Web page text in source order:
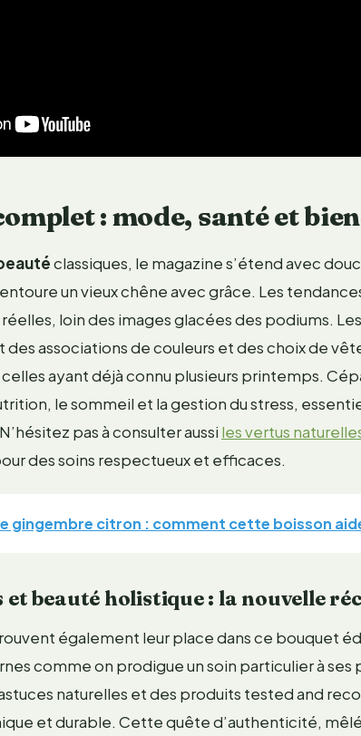
: mode, santé et
classiques, le magazine s’étend avec
un vieux chêne avec grâce. Les
loin des images glacées des podiums.
associations de couleurs et des choix de
ayant déjà connu plusieurs printemps.
le sommeil et la gestion du stress,
pas à consulter aussi les vertus
des soins respectueux et efficaces.
gingembre citron : comment cette boisson
et beauté holistique : la nouvelle
également leur place dans ce bouquet
comme on prodigue un soin particulier à
naturelles et des produits tested and
et durable. Cette quête d’authenticité,